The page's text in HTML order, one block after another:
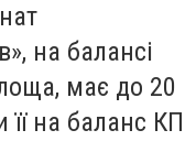
на балансі
має до 20
на баланс КП